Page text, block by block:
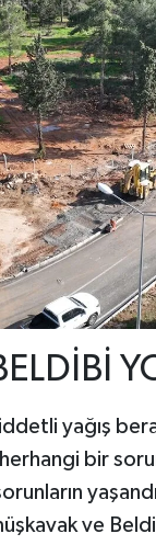
yağış
herhangi bir
ve